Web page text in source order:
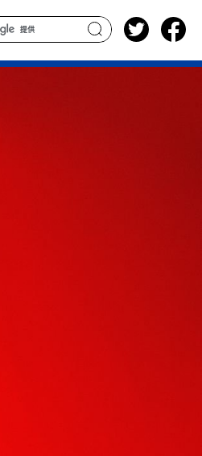
search